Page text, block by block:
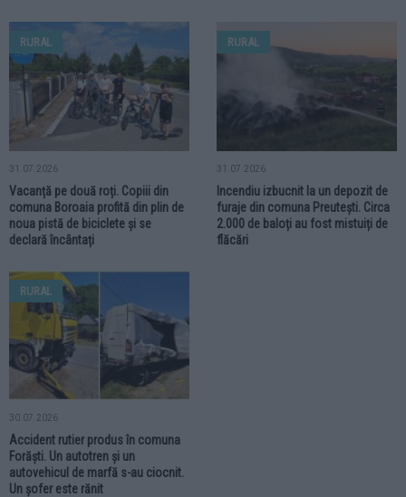
RURAL
31.07.2026
Vacanță pe două roți. Copiii din
comuna Boroaia profită din plin de
noua pistă de biciclete și se
declară încântați
RURAL
31.07.2026
Incendiu izbucnit la un depozit de
furaje din comuna Preutești. Circa
2.000 de baloți au fost mistuiți de
flăcări
RURAL
30.07.2026
Accident rutier produs în comuna
Forăști. Un autotren și un
autovehicul de marfă s-au ciocnit.
Un șofer este rănit